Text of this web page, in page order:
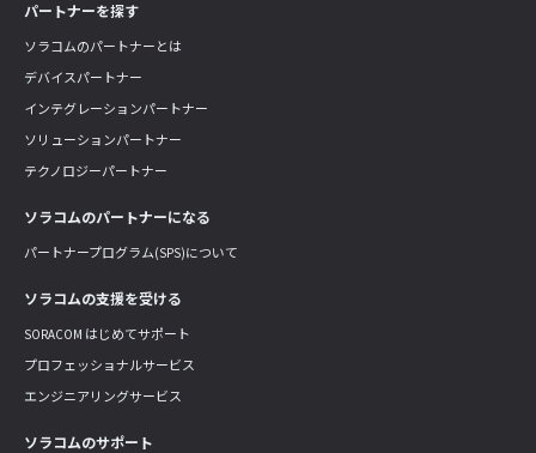
パートナーを探す
ソラコムのパートナーとは
デバイスパートナー
インテグレーションパートナー
ソリューションパートナー
テクノロジーパートナー
ソラコムのパートナーになる
パートナープログラム(SPS)について
ソラコムの支援を受ける
SORACOM はじめてサポート
プロフェッショナルサービス
エンジニアリングサービス
ソラコムのサポート